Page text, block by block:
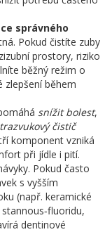
správného
Pokud čistíte zuby
prostory, riziko
běžný režim o
během
snížit bolest,
čistič
komponent vzniká
při jídle i pití.
Pokud často
s vyšším
(např. keramické
dentinové